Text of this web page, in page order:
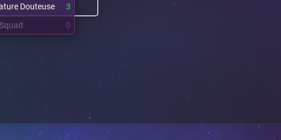
Douteuse 3
0